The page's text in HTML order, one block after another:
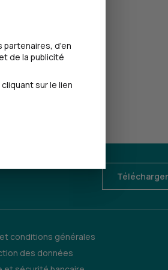
conditions générales
des données
partenaires, d'en
de la publicité
sur le lien